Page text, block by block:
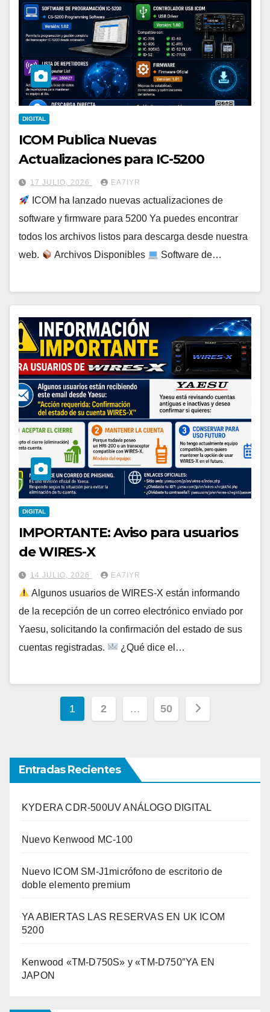
DIGITAL
ICOM Publica Nuevas
Actualizaciones para IC-5200
17 JULIO, 2026 EA7IYR
ICOM ha lanzado nuevas actualizaciones de
software y firmware para 5200 Ya puedes encontrar
todos los archivos listos para descarga desde nuestra
web.
Archivos Disponibles Software de…
DIGITAL
IMPORTANTE: Aviso para usuarios
de WIRES-X
14 JULIO, 2026 EA7IYR
Algunos usuarios de WIRES-X están informando
de la recepción de un correo electrónico enviado por
Yaesu, solicitando la confirmación del estado de sus
cuentas registradas.
¿Qué dice el…
Paginación
entradas
1 2 … 50
Entradas Recientes
KYDERA CDR-500UV ANÁLOGO DIGITAL
Nuevo Kenwood MC-100
Nuevo ICOM SM-J1micrófono de escritorio de
doble elemento premium
YA ABIERTAS LAS RESERVAS EN UK ICOM
5200
Kenwood «TM-D750S» y «TM-D750″YA EN
JAPON